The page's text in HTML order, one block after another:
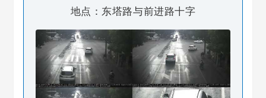
地点：东塔路与前进路十字